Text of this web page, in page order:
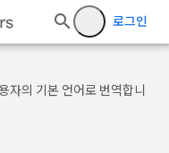
로그인
자의 기본 언어로 번역합니